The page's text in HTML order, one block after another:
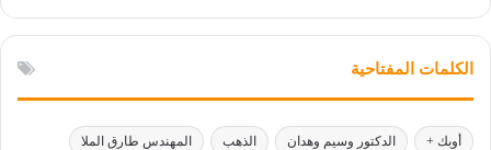
الكلمات المفتاحية
أوبك + الدكتور وسيم وهدان الذهب المهندس طارق الملا